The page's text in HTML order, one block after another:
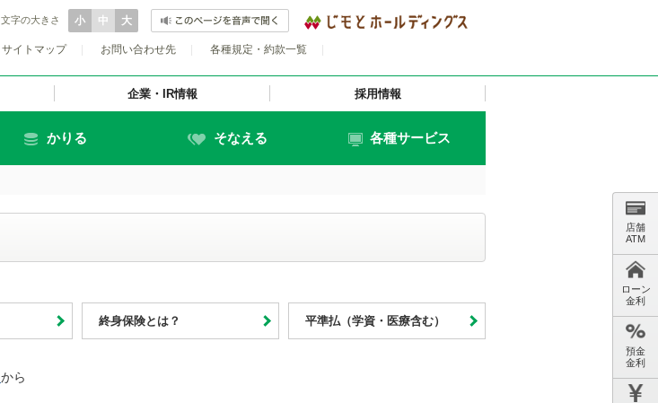
文字の大きさ 小 中 大
サイトマップ お問い合わせ先 各種規定・約款一覧
かりる そなえる 各種サービス
企業・IR情報 採用情報
終身保険とは？ 平準払（学資・医療含む）
から
店舗
ATM
ローン
金利
預金
金利